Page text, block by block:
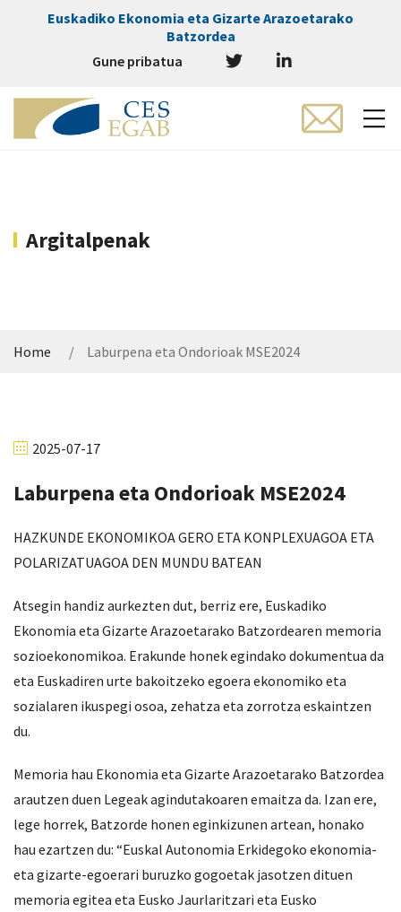
Euskadiko Ekonomia eta Gizarte Arazoetarako
Batzordea
Gune pribatua
Argitalpenak
Home Laburpena eta Ondorioak MSE2024
2025-07-17
Laburpena eta Ondorioak MSE2024
HAZKUNDE EKONOMIKOA GERO ETA KONPLEXUAGOA ETA
POLARIZATUAGOA DEN MUNDU BATEAN
Atsegin handiz aurkezten dut, berriz ere, Euskadiko
Ekonomia eta Gizarte Arazoetarako Batzordearen memoria
sozioekonomikoa. Erakunde honek egindako dokumentua da
eta Euskadiren urte bakoitzeko egoera ekonomiko eta
sozialaren ikuspegi osoa, zehatza eta zorrotza eskaintzen
du.
Memoria hau Ekonomia eta Gizarte Arazoetarako Batzordea
arautzen duen Legeak agindutakoaren emaitza da. Izan ere,
lege horrek, Batzorde honen eginkizunen artean, honako
hau ezartzen du: “Euskal Autonomia Erkidegoko ekonomia-
eta gizarte-egoerari buruzko gogoetak jasotzen dituen
memoria egitea eta Eusko Jaurlaritzari eta Eusko